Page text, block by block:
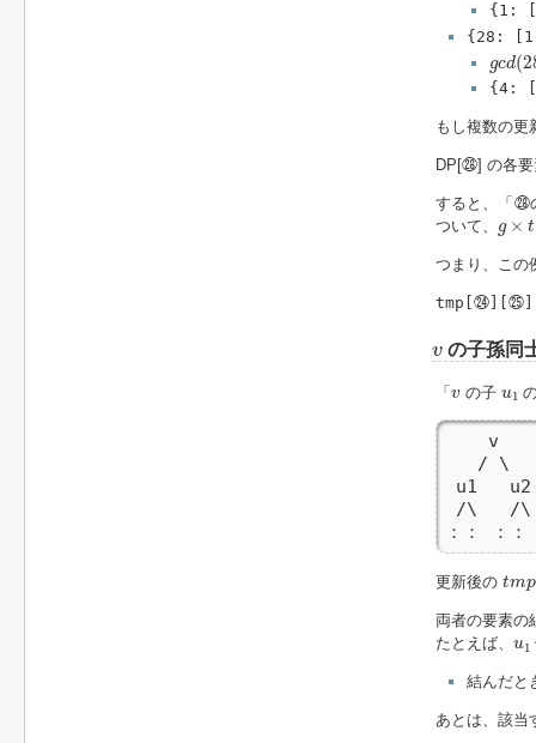
{1:
{28:
gcd(
d(
{4:
もし複数の更
DP[㉘] の各
すると、「
ついて、
g × t
g× t
つまり、この
tmp[㉔][㉕]
v
vの子孫同
「 v
vの子 u1
u1
    v
   / \
u1   u2
/\   /\
：： ：：
更新後の tmp
tm
両者の要素の
たとえば、 u1
u1
結んだと
あとは、該当